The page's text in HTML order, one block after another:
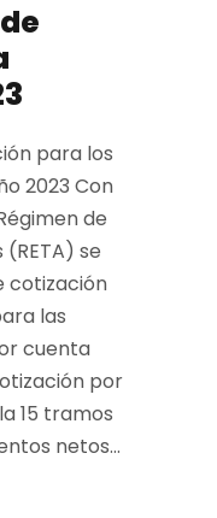
para los
2023 Con
de
se
cotización
las
cuenta
por
15 tramos
netos...